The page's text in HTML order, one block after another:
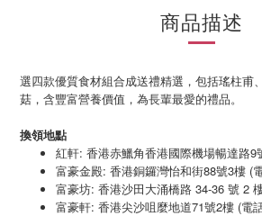
商品描述
選四款優質食材組合成送禮精選，包括瑤柱甫
菇，含豐富營養價值，為長輩最愛的禮品。
換領地點
紅軒: 香港赤鱲角香港國際機場暢達路9
富豪金殿: 香港銅鑼灣怡和街88號3樓 (
富豪坊: 香港沙田大涌橋路 34-36 號 2
富豪軒: 香港尖沙咀麼地道71號2樓 (電